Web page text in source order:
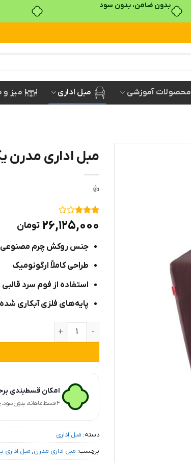
خرید قسطی با ترب‌پی
محصولات آموزشی مبل اداری میز و
مبل اداری مدرن
۳
از ۵
مشتری
۲۶,۱۲۵,۰۰۰ تومان
جنس روکش چرم مصنوعی
طراحی کاملاً ارگونومیک
استفاده از فوم سرد قالبی
پایه‌های فلزی آبکاری
مبل اداری مدرن یک نفره
امکان قسط‌بندی
۴ قسط ماهانه. بدون سود، چک و ضامن.
دسته: مبل اداری
برچسب: مبل اداری مدرن, مبل اداری